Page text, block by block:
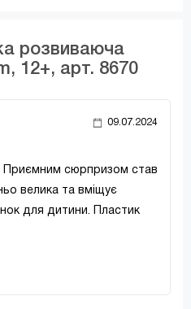
розвиваюча
12+, арт. 8670
09.07.2024
Приємним сюрпризом став
велика та вміщує
для дитини. Пластик